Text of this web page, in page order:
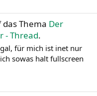
Thema Der
- Thread.
für mich ist inet nur
sowas halt fullscreen